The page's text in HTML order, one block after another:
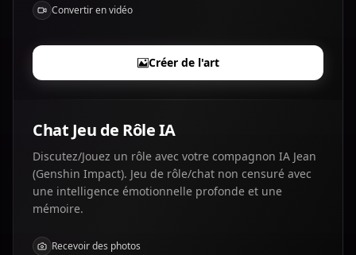
Convertir en vidéo
Créer de l'art
Chat Jeu de Rôle IA
Discutez/Jouez un rôle avec votre compagnon IA Jean
(Genshin Impact). Jeu de rôle/chat non censuré avec
une intelligence émotionnelle profonde et une
mémoire.
Recevoir des photos